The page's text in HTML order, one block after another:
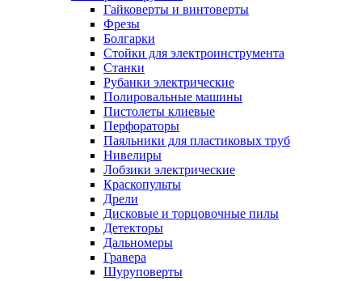
Гайковерты и винтоверты
Фрезы
Болгарки
Стойки для электроинструмента
Станки
Рубанки электрические
Полировальные машины
Пистолеты клиевые
Перфораторы
Паяльники для пластиковых труб
Нивелиры
Лобзики электрические
Краскопульты
Дрели
Дисковые и торцовочные пилы
Детекторы
Дальномеры
Гравера
Шуруповерты